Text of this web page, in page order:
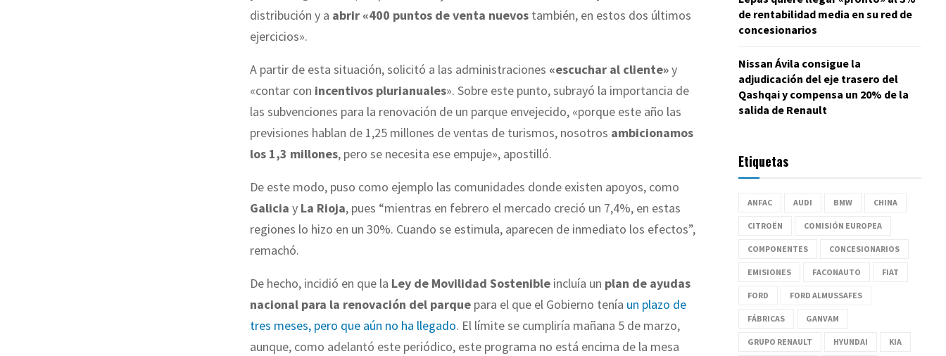
distribución y a abrir «400 puntos de venta nuevos también, en estos dos últimos
ejercicios».
A partir de esta situación, solicitó a las administraciones «escuchar al cliente»y
«contar con incentivos plurianuales». Sobre este punto, subrayó la importancia de
las subvenciones para la renovación de un parque envejecido, «porque este año las
previsiones hablan de 1,25 millones de ventas de turismos, nosotros ambicionamos
los 1,3 millones, pero se necesita ese empuje», apostilló.
De este modo, puso como ejemplo las comunidades donde existen apoyos, como
Galicia y La Rioja, pues “mientras en febrero el mercado creció un 7,4%, en estas
regiones lo hizo en un 30%. Cuando se estimula, aparecen de inmediato los efectos”,
remachó.
De hecho, incidió en que la Ley de Movilidad Sostenible incluía un plan de ayudas
nacional para la renovación del parque para el que el Gobierno tenía un plazo de
tres meses, pero que aún no ha llegado. El límite se cumpliría mañana 5 de marzo,
aunque, como adelantó este periódico, este programa no está encima de la mesa
de rentabilidad media en su red de
concesionarios
Nissan Ávila consigue la
adjudicación del eje trasero del
Qashqai y compensa un 20% de la
salida de Renault
Etiquetas
ANFAC AUDI BMW CHINA
CITROËN COMISIÓN EUROPEA
COMPONENTES CONCESIONARIOS
EMISIONES FACONAUTO FIAT
FORD FORD ALMUSSAFES
FÁBRICAS GANVAM
GRUPO RENAULT HYUNDAI KIA